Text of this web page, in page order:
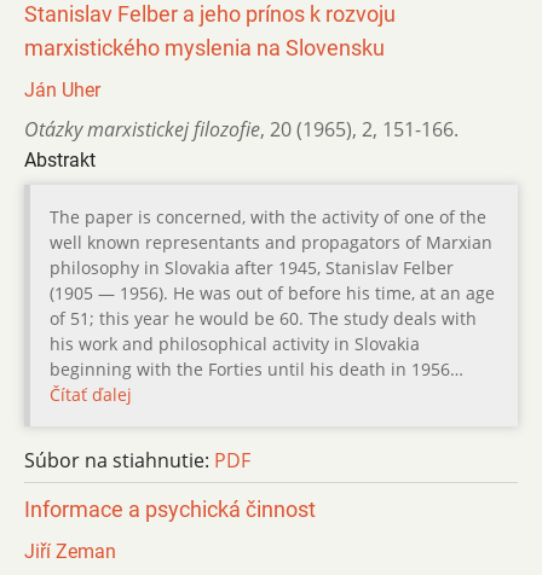
Stanislav Felber a jeho prínos k rozvoju
marxistického myslenia na Slovensku
Ján Uher
Otázky marxistickej filozofie, 20 (1965), 2, 151-166.
Abstrakt
The paper is concerned, with the activity of one of the
well known representants and propagators of Marxian
philosophy in Slovakia after 1945, Stanislav Felber
(1905 — 1956). He was out of before his time, at an age
of 51; this year he would be 60. The study deals with
his work and philosophical activity in Slovakia
beginning with the Forties until his death in 1956…
Čítať ďalej
Súbor na stiahnutie: PDF
Informace a psychická činnost
Jiří Zeman